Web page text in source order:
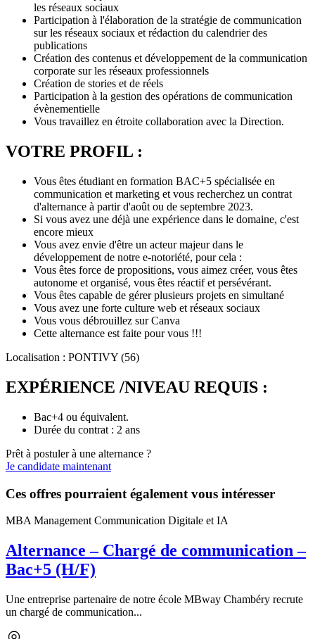
les réseaux sociaux
Participation à l'élaboration de la stratégie de communication
sur les réseaux sociaux et rédaction du calendrier des
publications
Création des contenus et développement de la communication
corporate sur les réseaux professionnels
Création de stories et de réels
Participation à la gestion des opérations de communication
évènementielle
Vous travaillez en étroite collaboration avec la Direction.
VOTRE PROFIL :
Vous êtes étudiant en formation BAC+5 spécialisée en
communication et marketing et vous recherchez un contrat
d'alternance à partir d'août ou de septembre 2023.
Si vous avez une déjà une expérience dans le domaine, c'est
encore mieux
Vous avez envie d'être un acteur majeur dans le
développement de notre e-notoriété, pour cela :
Vous êtes force de propositions, vous aimez créer, vous êtes
autonome et organisé, vous êtes réactif et persévérant.
Vous êtes capable de gérer plusieurs projets en simultané
Vous avez une forte culture web et réseaux sociaux
Vous vous débrouillez sur Canva
Cette alternance est faite pour vous !!!
Localisation : PONTIVY (56)
EXPÉRIENCE /NIVEAU REQUIS :
Bac+4 ou équivalent.
Durée du contrat : 2 ans
Prêt à postuler à une alternance ?
Je candidate maintenant
Ces offres pourraient également vous intéresser
MBA Management Communication Digitale et IA
Alternance – Chargé de communication –
Bac+5 (H/F)
Une entreprise partenaire de notre école MBway Chambéry recrute
un chargé de communication...